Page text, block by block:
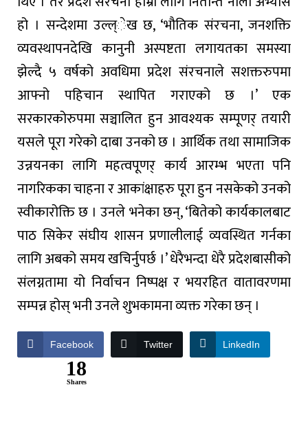
हो । सन्देशमा उल्ल्ेख छ, ‘भौतिक संरचना, जनशक्ति
व्यवस्थापनदेखि कानुनी अस्पष्टता लगायतका समस्या
झेल्दै ५ वर्षको अवधिमा प्रदेश संरचनाले सशक्तरुपमा
आफ्नो पहिचान स्थापित गराएको छ ।’ एक
सरकारकोरुपमा सञ्चालित हुन आवश्यक सम्पूणर् तयारी
यसले पूरा गरेको दाबा उनको छ । आर्थिक तथा सामाजिक
उन्नयनका लागि महत्वपूणर् कार्य आरम्भ भएता पनि
नागरिकका चाहना र आकांक्षाहरु पूरा हुन नसकेको उनको
स्वीकारोक्ति छ । उनले भनेका छन्, ‘बितेको कार्यकालबाट
पाठ सिकेर संघीय शासन प्रणालीलाई व्यवस्थित गर्नका
लागि अबको समय खचिर्नुपर्छ ।’ धेरैभन्दा धेरै प्रदेशबासीको
संलग्नतामा यो निर्वाचन निष्पक्ष र भयरहित वातावरणमा
सम्पन्न होस् भनी उनले शुभकामना व्यक्त गरेका छन् ।
Facebook Twitter LinkedIn
18
Shares